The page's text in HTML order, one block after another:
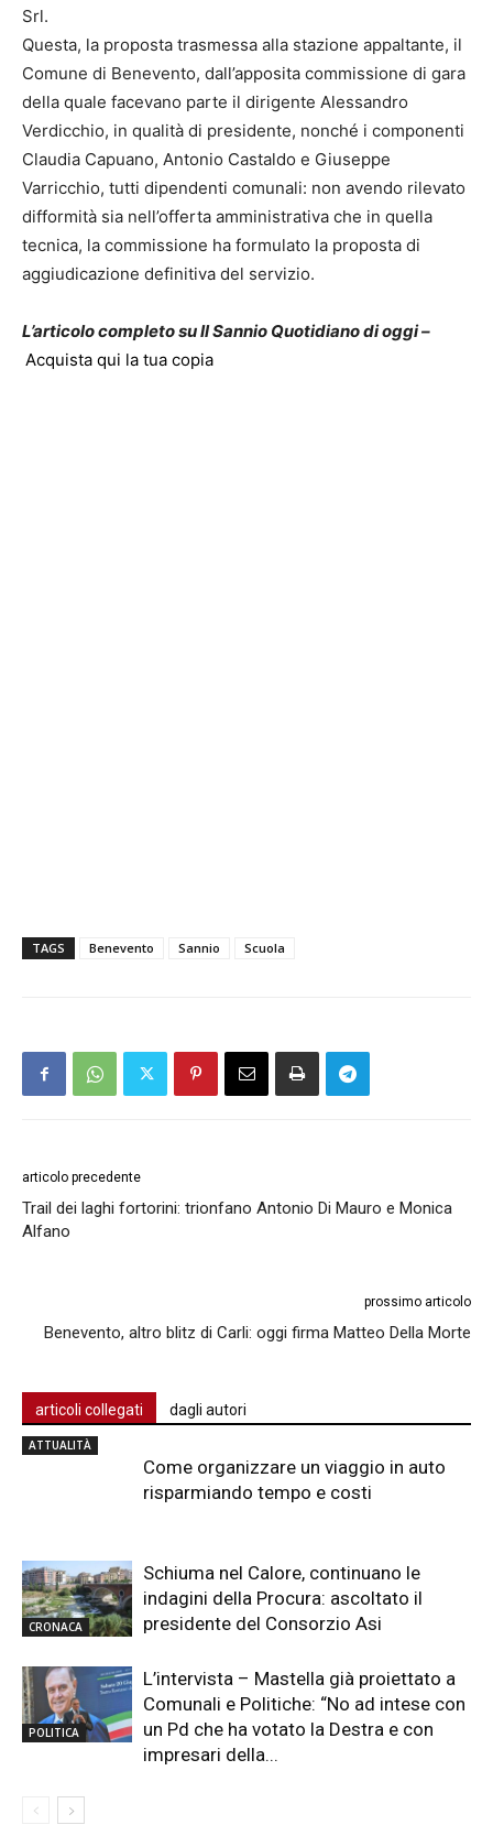
Srl.
Questa, la proposta trasmessa alla stazione appaltante, il
Comune di Benevento, dall’apposita commissione di gara
della quale facevano parte il dirigente Alessandro
Verdicchio, in qualità di presidente, nonché i componenti
Claudia Capuano, Antonio Castaldo e Giuseppe
Varricchio, tutti dipendenti comunali: non avendo rilevato
difformità sia nell’offerta amministrativa che in quella
tecnica, la commissione ha formulato la proposta di
aggiudicazione definitiva del servizio.
L’articolo completo su Il Sannio Quotidiano di oggi –
Acquista qui la tua copia
TAGS Benevento Sannio Scuola
articolo precedente
Trail dei laghi fortorini: trionfano Antonio Di Mauro e Monica
Alfano
prossimo articolo
Benevento, altro blitz di Carli: oggi firma Matteo Della Morte
articoli collegati dagli autori
ATTUALITÀ
Come organizzare un viaggio in auto
risparmiando tempo e costi
CRONACA
Schiuma nel Calore, continuano le
indagini della Procura: ascoltato il
presidente del Consorzio Asi
POLITICA
L’intervista – Mastella già proiettato a
Comunali e Politiche: “No ad intese con
un Pd che ha votato la Destra e con
impresari della...